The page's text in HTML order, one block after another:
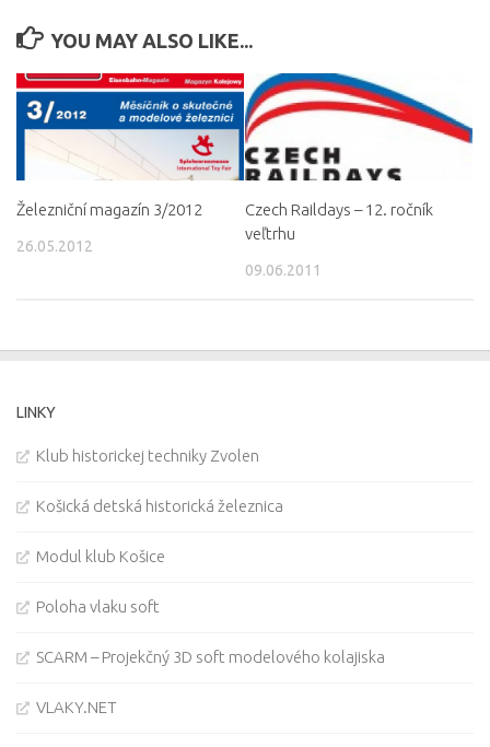
YOU MAY ALSO LIKE...
Železniční magazín 3/2012
26.05.2012
Czech Raildays – 12. ročník
veľtrhu
09.06.2011
LINKY
Klub historickej techniky Zvolen
Košická detská historická železnica
Modul klub Košice
Poloha vlaku soft
SCARM – Projekčný 3D soft modelového kolajiska
VLAKY.NET